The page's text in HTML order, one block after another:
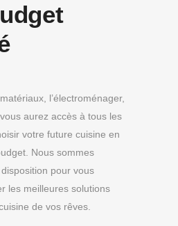
l’électroménager,
aurez accès à tous les
votre future cuisine en
Nous sommes
pour vous
les meilleures solutions
de vos rêves.